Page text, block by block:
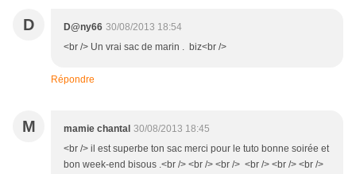
D D@ny66 30/08/2013 18:54
<br /> Un vrai sac de marin . biz<br />
Répondre
M mamie chantal 30/08/2013 18:45
<br /> il est superbe ton sac merci pour le tuto bonne soirée et
bon week-end bisous .<br /> <br /> <br /> <br /> <br /> <br />